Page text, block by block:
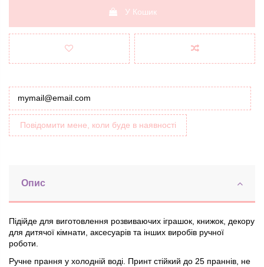
У Кошик
Повідомити мене, коли буде в наявності
Опис
Підійде для виготовлення розвиваючих іграшок, книжок, декору
для дитячої кімнати, аксесуарів та інших виробів ручної
роботи.
Ручне прання у холодній воді. Принт стійкий до 25 праннів, не